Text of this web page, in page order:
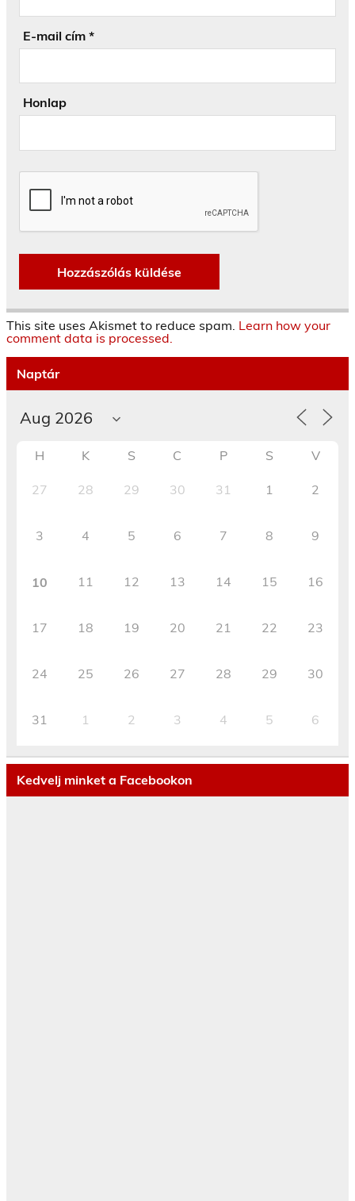
E-mail cím *
Honlap
This site uses Akismet to reduce spam. Learn how your
comment data is processed.
Naptár
H K S C P S V
27 28 29 30 31 1 2
3 4 5 6 7 8 9
10 11 12 13 14 15 16
17 18 19 20 21 22 23
24 25 26 27 28 29 30
31 1 2 3 4 5 6
Kedvelj minket a Facebookon